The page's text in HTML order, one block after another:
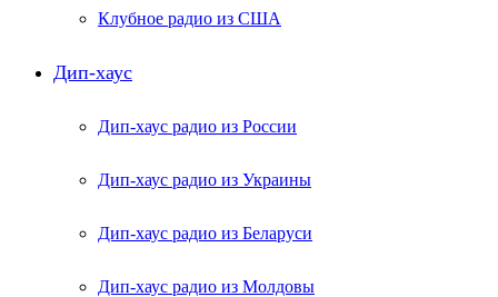
Клубное радио из США
Дип-хаус
Дип-хаус радио из России
Дип-хаус радио из Украины
Дип-хаус радио из Беларуси
Дип-хаус радио из Молдовы